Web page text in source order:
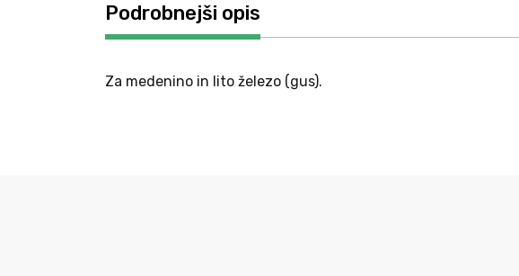
Podrobnejši opis
Za medenino in lito železo (gus).